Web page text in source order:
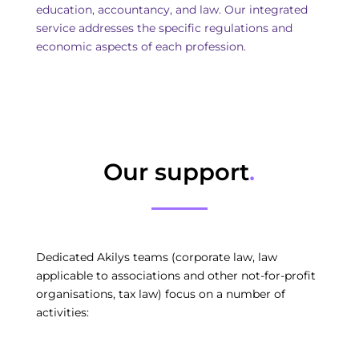
education, accountancy, and law. Our integrated
service addresses the specific regulations and
economic aspects of each profession.
Our support.
Dedicated Akilys teams (corporate law, law
applicable to associations and other not-for-profit
organisations, tax law) focus on a number of
activities: